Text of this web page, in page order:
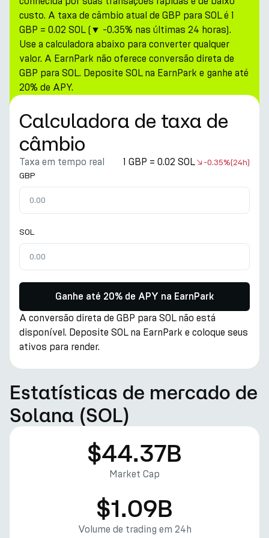
custo. A taxa de câmbio atual de GBP para SOL é 1
GBP = 0.02 SOL (▼ -0.35% nas últimas 24 horas).
Use a calculadora abaixo para converter qualquer
valor. A EarnPark não oferece conversão direta de
GBP para SOL. Deposite SOL na EarnPark e ganhe até
20% de APY.
Calculadora de taxa de
câmbio
Taxa em tempo real 1 GBP = 0.02 SOL -0.35%(24h)
GBP
SOL
Ganhe até 20% de APY na EarnPark
A conversão direta de GBP para SOL não está
disponível. Deposite SOL na EarnPark e coloque seus
ativos para render.
Estatísticas de mercado de
Solana (SOL)
$44.37B
Market Cap
$1.09B
Volume de trading em 24h